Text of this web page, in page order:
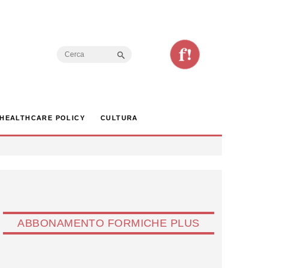
Search
HEALTHCARE POLICY CULTURA
ABBONAMENTO FORMICHE PLUS